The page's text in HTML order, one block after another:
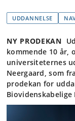
UDDANNELSE
NY PRODEKAN
kommende 10 år,
universiteternes
Neergaard, som
prodekan for